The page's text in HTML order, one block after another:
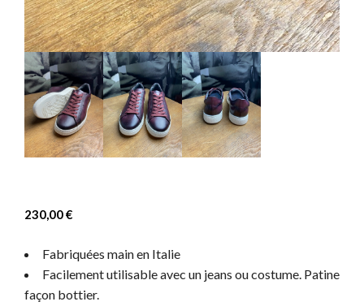
230,00€
Fabriquées main en Italie
Facilement utilisable avec un jeans ou costume. Patine
façon bottier.